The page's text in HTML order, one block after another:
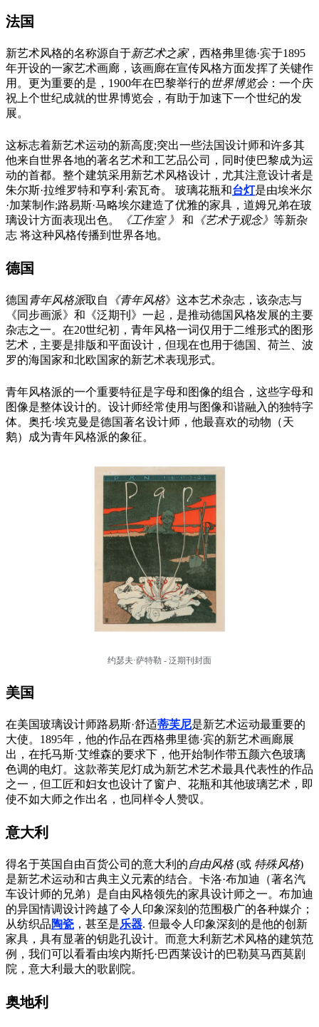
法国
新艺术风格的名称源自于新艺术之家，西格弗里德·宾于1895
年开设的一家艺术画廊，该画廊在宣传风格方面发挥了关键作
用。更为重要的是，1900年在巴黎举行的世界博览会：一个庆
祝上个世纪成就的世界博览会，有助于加速下一个世纪的发
展。
这标志着新艺术运动的新高度;突出一些法国设计师和许多其
他来自世界各地的著名艺术和工艺品公司，同时使巴黎成为运
动的首都。整个建筑采用新艺术风格设计，尤其注意设计者是
朱尔斯·拉维罗特和亨利·索瓦奇。 玻璃花瓶和台灯是由埃米尔
·加莱制作;路易斯·马略埃尔建造了优雅的家具，道姆兄弟在玻
璃设计方面表现出色。
《工作室 》 和 《艺术于观念》 等新杂
志 将这种风格传播到世界各地。
德国
德国 青年风格派取自 《青年风格》这本艺术杂志，该杂志与
《同步画派》和《泛期刊》一起，是推动德国风格发展的主要
杂志之一。在20世纪初，青年风格一词仅用于二维形式的图形
艺术，主要是排版和平面设计，但现在也用于德国、荷兰、波
罗的海国家和北欧国家的新艺术表现形式。
青年风格派的一个重要特征是字母和图像的组合，这些字母和
图像是整体设计的。设计师经常使用与图像和谐融入的独特字
体。奥托·埃克曼是德国著名设计师，他最喜欢的动物（天
鹅）成为青年风格派的象征。
约瑟夫·萨特勒 - 泛期刊封面
美国
在美国玻璃设计师路易斯·舒适蒂芙尼是新艺术运动最重要的
大使。1895年，他的作品在西格弗里德·宾的新艺术画廊展
出，在托马斯·艾维森的要求下，他开始制作带五颜六色玻璃
色调的电灯。这款蒂芙尼灯成为新艺术艺术最具代表性的作品
之一，但工匠和妇女也设计了窗户、花瓶和其他玻璃艺术，即
使不如大师之作出名，也同样令人赞叹。
意大利
得名于英国自由百货公司的意大利的自由风格(或 特殊风格)
是新艺术运动和古典主义元素的结合。卡洛·布加迪（著名汽
车设计师的兄弟）是自由风格领先的家具设计师之一。布加迪
的异国情调设计跨越了令人印象深刻的范围极广的各种媒介；
从纺织品陶瓷 ，甚至是乐器. 但最令人印象深刻的是他的创新
家具，具有显著的钥匙孔设计。而意大利新艺术风格的建筑范
例，我们可以看看由埃内斯托·巴西莱设计的巴勒莫马西莫剧
院，意大利最大的歌剧院。
奥地利